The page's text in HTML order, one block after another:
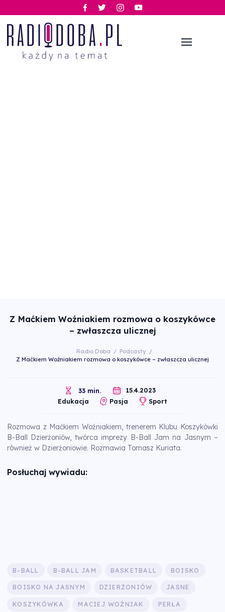
Z Maćkiem Woźniakiem rozmowa o koszykówce
– zwłaszcza ulicznej
Radio Doba / Podcasty /
Z Maćkiem Woźniakiem rozmowa o koszykówce – zwłaszcza ulicznej
33 min.
15.4.2023
Edukacja
Pasja Sport
Rozmowa z Maćkiem Woźniakiem, trenerem Klubu Koszykówki
B-Ball Dzierżoniów, twórca imprezy B-Ball Jam na Jasnym –
również w Dzierżoniowie. Rozmawia Tomasz Kuriata.
Posłuchaj wywiadu:
B-BALL B-BALL JAM BASKETBALL BOISKO
BOISKO NA JASNYM DZIERŻONIÓW JASNE
KOSZYKÓWKA MACIEJ WOŹNIAK PERŁA